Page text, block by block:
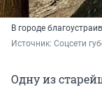
В городе
Источник: Соцсети
Одну из